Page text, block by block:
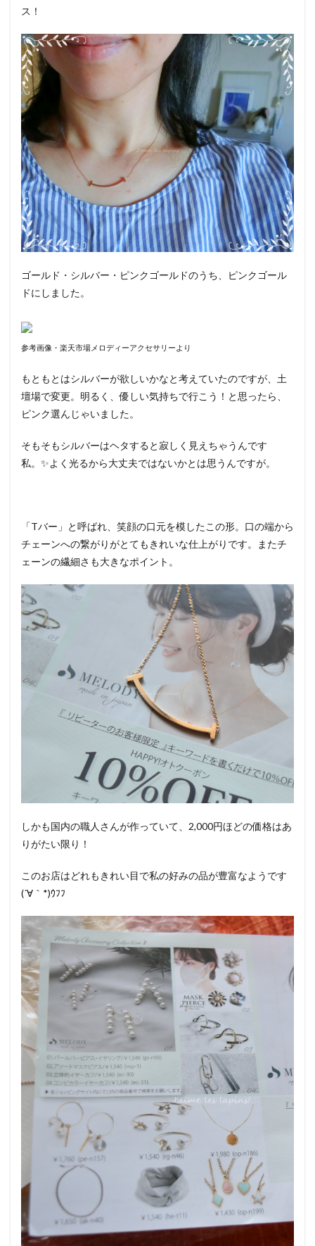
ス！
ゴールド・シルバー・ピンクゴールドのうち、ピンクゴール
ドにしました。
参考画像・楽天市場メロディーアクセサリーより
もともとはシルバーが欲しいかなと考えていたのですが、土
壇場で変更。明るく、優しい気持ちで行こう！と思ったら、
ピンク選んじゃいました。
そもそもシルバーはヘタすると寂しく見えちゃうんです
私。✨よく光るから大丈夫ではないかとは思うんですが。
「Tバー」と呼ばれ、笑顔の口元を模したこの形。口の端から
チェーンへの繋がりがとてもきれいな仕上がりです。またチ
ェーンの繊細さも大きなポイント。
しかも国内の職人さんが作っていて、2,000円ほどの価格はあ
りがたい限り！
このお店はどれもきれい目で私の好みの品が豊富なようです
(´∀｀*)ｳﾌﾌ